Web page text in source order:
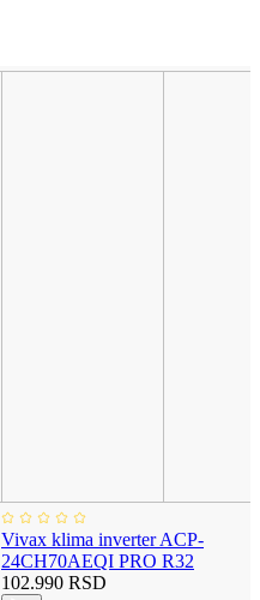
Vivax klima inverter ACP-
24CH70AEQI PRO R32
102.990 RSD